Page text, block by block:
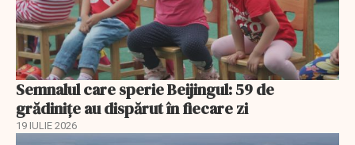
Semnalul care sperie Beijingul: 59 de
grădinițe au dispărut în fiecare zi
19 IULIE 2026